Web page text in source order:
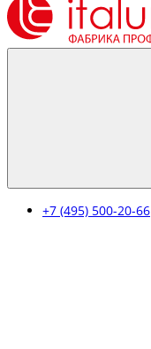
+7 (495) 500-20-66